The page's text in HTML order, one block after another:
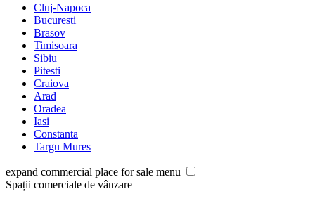
Cluj-Napoca
Bucuresti
Brasov
Timisoara
Sibiu
Pitesti
Craiova
Arad
Oradea
Iasi
Constanta
Targu Mures
expand commercial place for sale menu
Spații comerciale de vânzare